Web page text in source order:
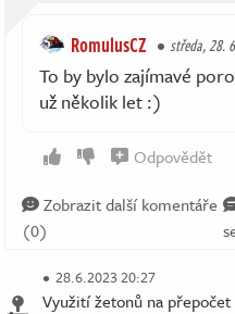
RomulusCZ středa, 28.
To by bylo zajímavé
už několik let :)
Odpovědět
Zobrazit další komentáře
(0)
28.6.2023 20:27
Využití žetonů na